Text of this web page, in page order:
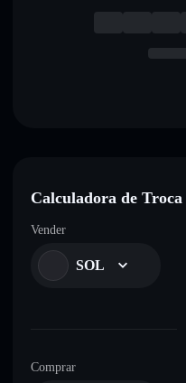
Calculadora de
Vender
SOL
Comprar